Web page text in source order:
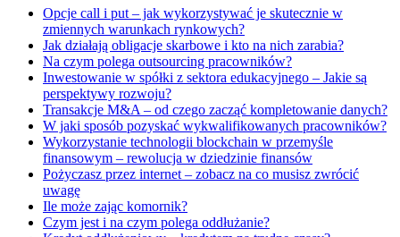
Opcje call i put – jak wykorzystywać je skutecznie w
zmiennych warunkach rynkowych?
Jak działają obligacje skarbowe i kto na nich zarabia?
Na czym polega outsourcing pracowników?
Inwestowanie w spółki z sektora edukacyjnego – Jakie są
perspektywy rozwoju?
Transakcje M&A – od czego zacząć kompletowanie danych?
W jaki sposób pozyskać wykwalifikowanych pracowników?
Wykorzystanie technologii blockchain w przemyśle
finansowym – rewolucja w dziedzinie finansów
Pożyczasz przez internet – zobacz na co musisz zwrócić
uwagę
Ile może zając komornik?
Czym jest i na czym polega oddłużanie?